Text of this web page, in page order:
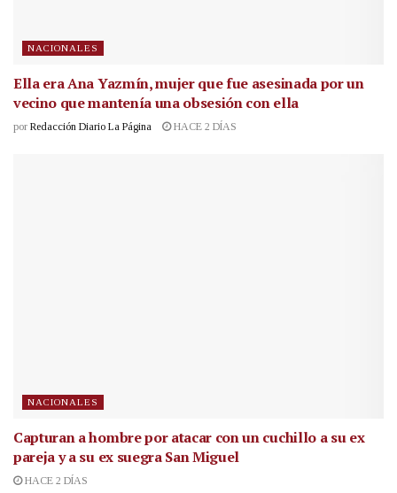
NACIONALES
Ella era Ana Yazmín, mujer que fue asesinada por un
vecino que mantenía una obsesión con ella
por Redacción Diario La Página HACE 2 DÍAS
NACIONALES
Capturan a hombre por atacar con un cuchillo a su ex
pareja y a su ex suegra San Miguel
HACE 2 DÍAS